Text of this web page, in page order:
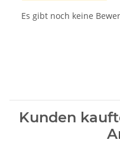
Es gibt noch keine
Kunden